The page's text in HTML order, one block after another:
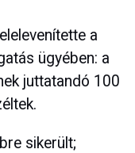
a
ügyében: a
juttatandó 100
sikerült;